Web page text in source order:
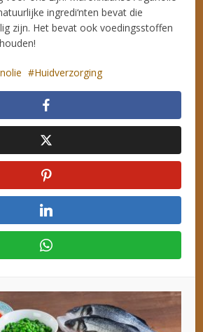
ingredi‘nten bevat die
zijn. Het bevat ook voedingsstoffen
Huidverzorging